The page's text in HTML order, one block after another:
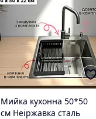
Мийка кухонна 50*50
см Неіржавка сталь